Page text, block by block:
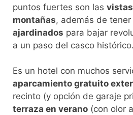
puntos fuertes son las
montañas, además de tener
ajardinados para bajar
a un paso del casco histórico.
Es un hotel con muchos
aparcamiento gratuito
recinto (y opción de garaje
terraza en verano (con olor